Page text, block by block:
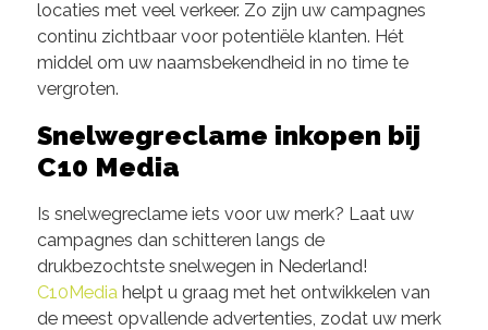
locaties met veel verkeer. Zo zijn uw campagnes
continu zichtbaar voor potentiële klanten. Hét
middel om uw naamsbekendheid in no time te
vergroten.
Snelwegreclame inkopen bij
C10 Media
Is snelwegreclame iets voor uw merk? Laat uw
campagnes dan schitteren langs de
drukbezochtste snelwegen in Nederland!
C10Media helpt u graag met het ontwikkelen van
de meest opvallende advertenties, zodat uw merk